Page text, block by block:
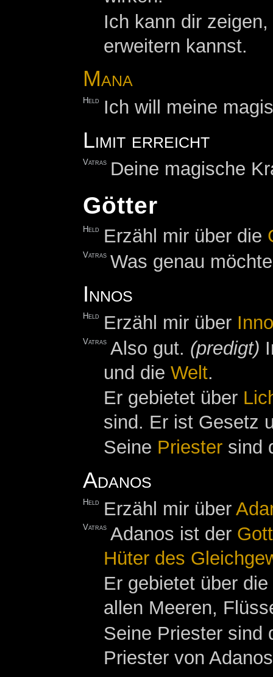
Ich kann dir
erweitern kannst.
Mana
Held Ich will meine
Limit erreicht
Vatras Deine magische
Götter
Held Erzähl mir über die
Vatras Was genau
Innos
Held Erzähl mir über
Vatras Also gut. (predigt)
und dieWelt.
Er gebietet über
sind. Er ist Gesetz
Seine Priester sind
Adanos
Held Erzähl mir über
Vatras Adanos ist der
Hüter des
Er gebietet über
allen Meeren,
Seine Priester sind
Priester von